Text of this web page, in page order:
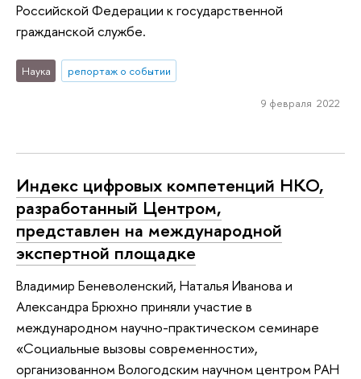
Российской Федерации к государственной
гражданской службе.
Наука репортаж о событии
9 февраля 2022
Индекс цифровых компетенций НКО,
разработанный Центром,
представлен на международной
экспертной площадке
Владимир Беневоленский, Наталья Иванова и
Александра Брюхно приняли участие в
международном научно-практическом семинаре
«Социальные вызовы современности»,
организованном Вологодским научном центром РАН